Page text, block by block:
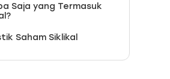
Saja yang Termasuk
Saham Siklikal